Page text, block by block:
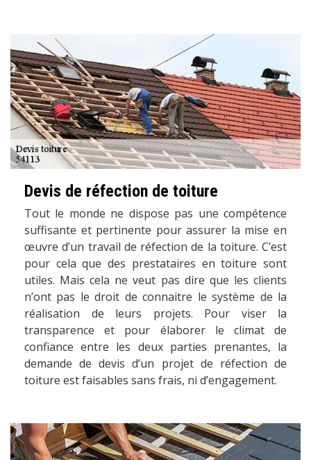
Devis de réfection de toiture
Tout le monde ne dispose pas une compétence
suffisante et pertinente pour assurer la mise en
œuvre d’un travail de réfection de la toiture. C’est
pour cela que des prestataires en toiture sont
utiles. Mais cela ne veut pas dire que les clients
n’ont pas le droit de connaitre le système de la
réalisation de leurs projets. Pour viser la
transparence et pour élaborer le climat de
confiance entre les deux parties prenantes, la
demande de devis d’un projet de réfection de
toiture est faisables sans frais, ni d’engagement.